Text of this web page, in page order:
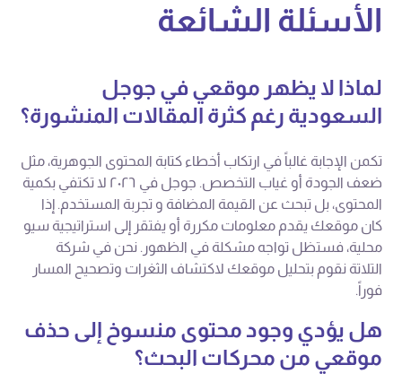
الأسئلة الشائعة
لماذا لا يظهر موقعي في جوجل
السعودية رغم كثرة المقالات المنشورة؟
تكمن الإجابة غالباً في ارتكاب أخطاء كتابة المحتوى الجوهرية، مثل
ضعف الجودة أو غياب التخصص. جوجل في ٢٠٢٦ لا تكتفي بكمية
المحتوى، بل تبحث عن القيمة المضافة و تجربة المستخدم. إذا
كان موقعك يقدم معلومات مكررة أو يفتقر إلى استراتيجية سيو
محلية، فستظل تواجه مشكلة في الظهور. نحن في شركة
التلاتة نقوم بتحليل موقعك لاكتشاف الثغرات وتصحيح المسار
فوراً.
هل يؤدي وجود محتوى منسوخ إلى حذف
موقعي من محركات البحث؟